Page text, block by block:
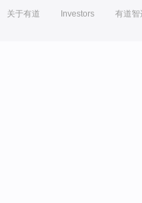
关于有道 Investors 有道智